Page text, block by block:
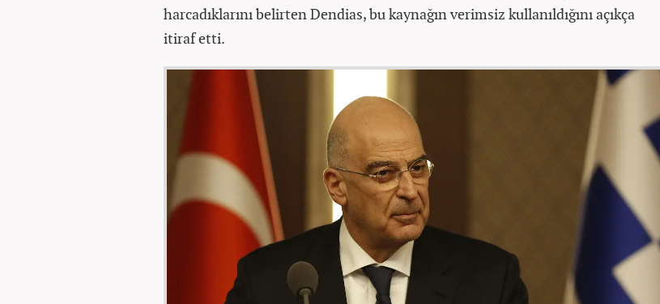
harcadıklarını belirten Dendias, bu kaynağın verimsiz kullanıldığını açıkça
itiraf etti.